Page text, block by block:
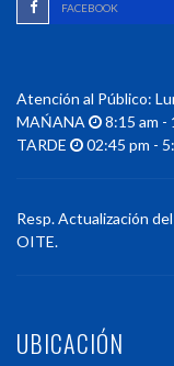
FACEBOOK
Atención al Público:
MAŃANA
8:15 am -
TARDE
02:45 pm -
Resp. Actualización
OITE.
UBICACIÓN